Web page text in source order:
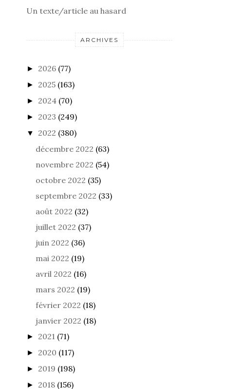
PLUS QUI ON ÉTAIT
Un texte/article au hasard
ARCHIVES
► 2026 (77)
► 2025 (163)
► 2024 (70)
► 2023 (249)
▼ 2022 (380)
décembre 2022 (63)
novembre 2022 (54)
octobre 2022 (35)
septembre 2022 (33)
août 2022 (32)
juillet 2022 (37)
juin 2022 (36)
mai 2022 (19)
avril 2022 (16)
mars 2022 (19)
février 2022 (18)
janvier 2022 (18)
► 2021 (71)
► 2020 (117)
► 2019 (198)
► 2018 (156)